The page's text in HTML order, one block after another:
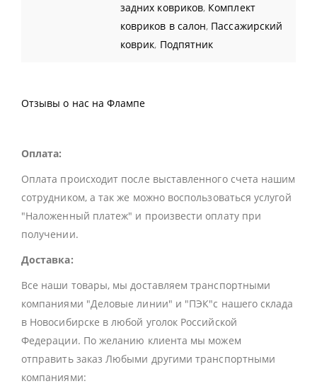
задних ковриков, Комплект
ковриков в салон, Пассажирский
коврик, Подпятник
Отзывы о нас на Флампе
Оплата:
Оплата происходит после выставленного счета нашим
сотрудником, а так же можно воспользоваться услугой
"Наложенный платеж" и произвести оплату при
получении.
Доставка:
Все наши товары, мы доставляем транспортными
компаниями "Деловые линии" и "ПЭК"с нашего склада
в Новосибирске в любой уголок Российской
Федерации. По желанию клиента мы можем
отправить заказ Любыми другими транспортными
компаниями: